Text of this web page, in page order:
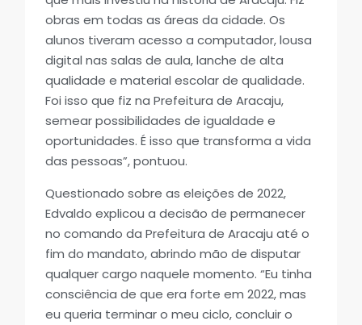
obras em todas as áreas da cidade. Os
alunos tiveram acesso a computador, lousa
digital nas salas de aula, lanche de alta
qualidade e material escolar de qualidade.
Foi isso que fiz na Prefeitura de Aracaju,
semear possibilidades de igualdade e
oportunidades. É isso que transforma a vida
das pessoas”, pontuou.
Questionado sobre as eleições de 2022,
Edvaldo explicou a decisão de permanecer
no comando da Prefeitura de Aracaju até o
fim do mandato, abrindo mão de disputar
qualquer cargo naquele momento. “Eu tinha
consciência de que era forte em 2022, mas
eu queria terminar o meu ciclo, concluir o